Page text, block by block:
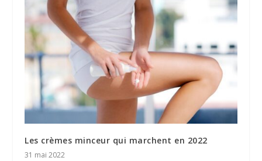
Les crèmes minceur qui marchent en 2022
31 mai 2022